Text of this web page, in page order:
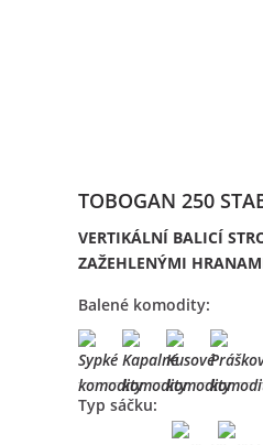
TOBOGAN 250
VERTIKÁLNÍ BALICÍ
ZAŽEHLENÝMI
Balené komodity:
Typ sáčku: